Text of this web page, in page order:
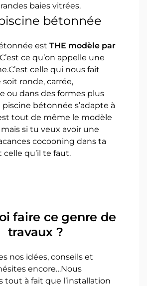
baies vitrées.
bétonnée
estTHE modèle par
ce qu’on appelle une
celle qui nous fait
soit ronde, carrée,
ou dans des formes plus
piscine bétonnée s’adapte à
tout de même le modèle
si tu veux avoir une
cocooning dans ta
celle qu’il te faut.
faire ce genre de
travaux ?
nos idées, conseils et
encore…Nous
tout à fait que l’installation